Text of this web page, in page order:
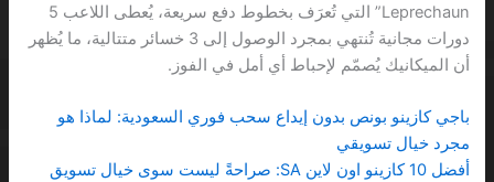
Leprechaun” التي تُعرَف بخطوط دفع سريعة، يُعطى اللاعب 5
دورات مجانية تُنتهي بمجرد الوصول إلى 3 خسائر متتالية، ما يُظهر
أن الميكانيك يُصمّم لإحباط أي أمل في الفوز.
باجي كازينو بونص بدون إيداع سحب فوري السعودية: لماذا هو
مجرد خيال تسويقي
أفضل 10 كازينو اون لاين SA: صراحةً ليست سوى خيال تسويق